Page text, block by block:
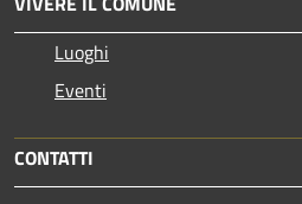
Luoghi
Eventi
CONTATTI